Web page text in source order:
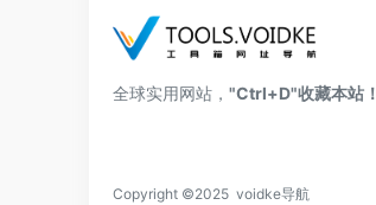
全球实用网站， "Ctrl+D"收藏本站！
Copyright ©2025 voidke导航